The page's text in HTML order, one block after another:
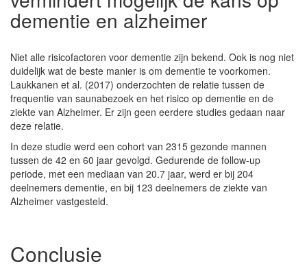
dementie en alzheimer
Niet alle risicofactoren voor dementie zijn bekend. Ook is nog niet
duidelijk wat de beste manier is om dementie te voorkomen.
Laukkanen et al. (2017) onderzochten de relatie tussen de
frequentie van saunabezoek en het risico op dementie en de
ziekte van Alzheimer. Er zijn geen eerdere studies gedaan naar
deze relatie.
In deze studie werd een cohort van 2315 gezonde mannen
tussen de 42 en 60 jaar gevolgd. Gedurende de follow-up
periode, met een mediaan van 20.7 jaar, werd er bij 204
deelnemers dementie, en bij 123 deelnemers de ziekte van
Alzheimer vastgesteld.
Conclusie